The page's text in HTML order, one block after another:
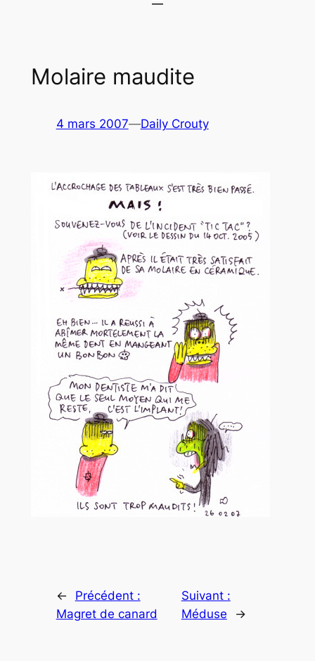
Molaire maudite
4 mars 2007—Daily Crouty
←
Précédent :
Magret de canard
Suivant :
Méduse
→